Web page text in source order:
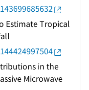
Estimate Tropical
in the
Microwave